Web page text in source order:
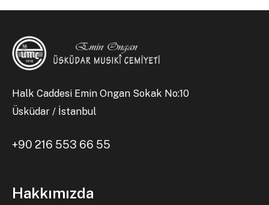
Halk Caddesi Emin Ongan Sokak No:10
Üsküdar / İstanbul
+90 216 553 66 55
Hakkımızda